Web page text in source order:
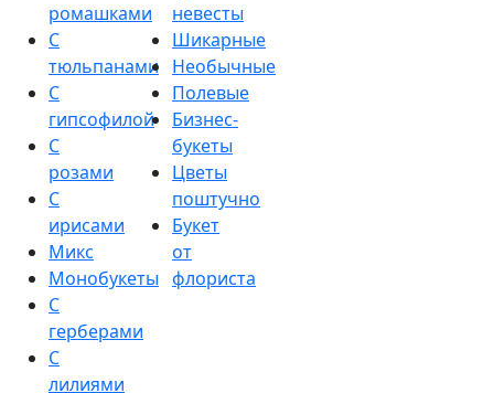
ромашками
С
тюльпанами
С
гипсофилой
С
розами
С
ирисами
Микс
Монобукеты
С
герберами
С
лилиями
невесты
Шикарные
Необычные
Полевые
Бизнес-
букеты
Цветы
поштучно
Букет
от
флориста